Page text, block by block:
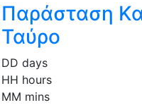
Παράσταση
Ταύρο
DD days
HH hours
MM mins